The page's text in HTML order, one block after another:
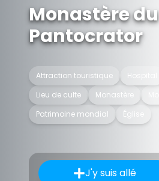
Monastère du
Pantocrator
Attraction touristique Hospital
Lieu de culte
Monastère
Patrimoine mondial
Église
J'y suis allé